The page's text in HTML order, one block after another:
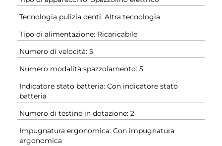
Tecnologia pulizia denti: Altra tecnologia
Tipo di alimentazione: Ricaricabile
Numero di velocità: 5
Numero modalità spazzolamento: 5
Indicatore stato batteria: Con indicatore stato
batteria
Numero di testine in dotazione: 2
Impugnatura ergonomica: Con impugnatura
ergonomica